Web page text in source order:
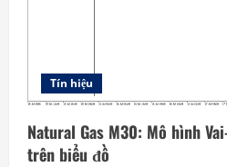
Tín hiệu
Natural Gas M30: Mô hình
trên biểu đồ